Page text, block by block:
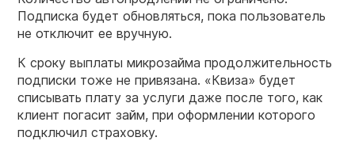
Подписка будет обновляться, пока пользователь
не отключит ее вручную.
К сроку выплаты микрозайма продолжительность
подписки тоже не привязана. «Квиза» будет
списывать плату за услуги даже после того, как
клиент погасит займ, при оформлении которого
подключил страховку.